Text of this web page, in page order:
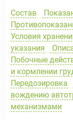
Состав
Условия
указания
Побочные
и кормлении
Передозировка
вождению
механизмами